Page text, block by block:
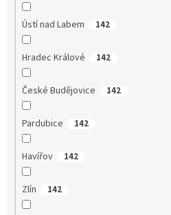
Ústí nad Labem 142
Hradec Králové 142
České Budějovice 142
Pardubice 142
Havířov 142
Zlín 142